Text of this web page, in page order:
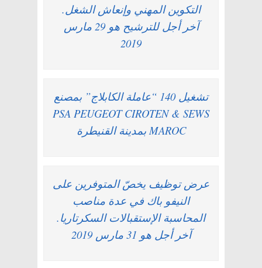
التكوين المهني وإنعاش الشغل.
آخر أجل للترشيح هو 29 مارس
2019
تشغيل 140 “عاملة الكابلاج” بمصنع
PSA PEUGEOT CIROTEN & SEWS
MAROC بمدينة القنيطرة
عرض توظيف يخصّ المتوفرين على
النيفو باك في عدة مناصب
المحاسبة الإستقبالات السكرتاريا.
آخر أجل هو 31 مارس 2019